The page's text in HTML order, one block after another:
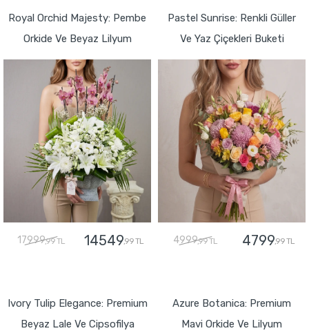
Royal Orchid Majesty: Pembe
Orkide Ve Beyaz Lilyum
17999,99 TL 14549,99 TL
Pastel Sunrise: Renkli Güller
Ve Yaz Çiçekleri Buketi
4999,99 TL 4799,99 TL
Ivory Tulip Elegance: Premium
Beyaz Lale Ve Cipsofilya
Azure Botanica: Premium
Mavi Orkide Ve Lilyum